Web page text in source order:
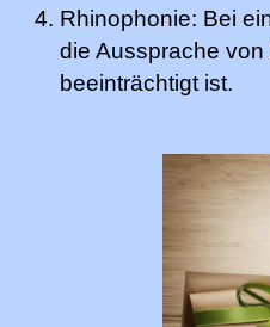
Rhinophonie: Bei
die Aussprache
beeinträchtigt ist.